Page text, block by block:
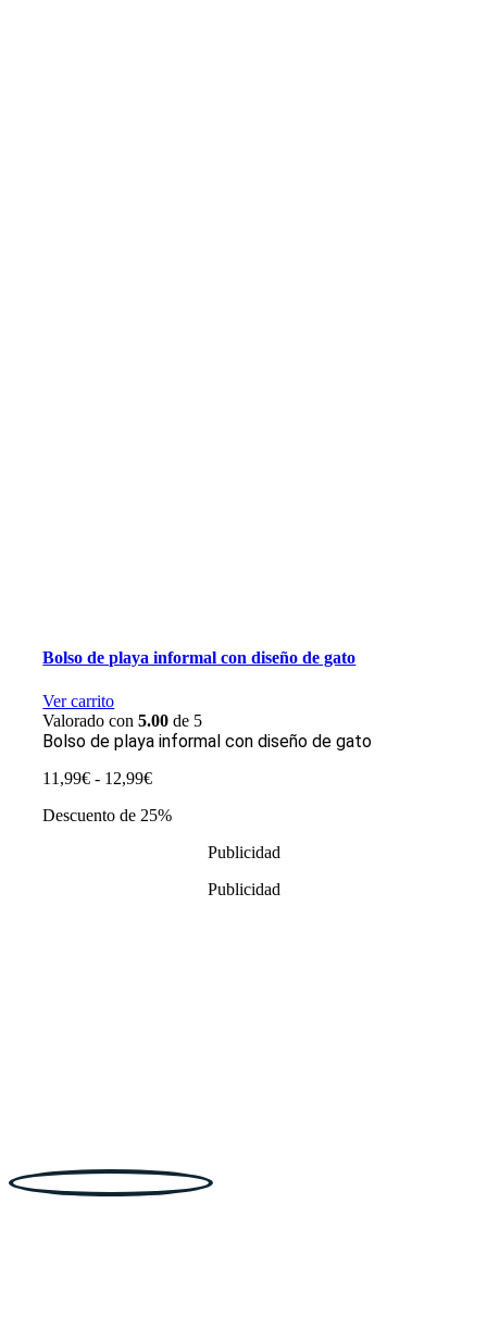
Bolso de playa informal con diseño de gato
Ver carrito
Valorado con5.00 de 5
Bolso de playa informal con diseño de gato
11,99€ - 12,99€Rango
precios:
Descuento de 25%
Publicidad
Publicidad